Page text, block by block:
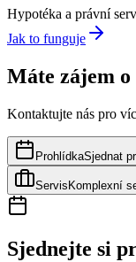
Hypotéka a právní
Jak to funguje
Máte zájem
Kontaktujte nás pro
ProhlídkaSjednat
Servis Komplexní
Sjednejte si